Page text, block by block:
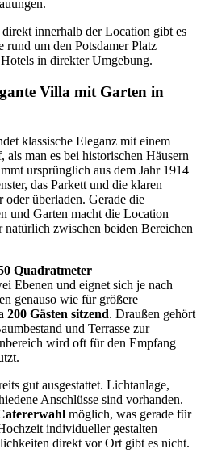
innerhalb der Location gibt es
um den Potsdamer Platz
in direkter Umgebung.
Villa mit Garten in
klassische Eleganz mit einem
man es bei historischen Häusern
ursprünglich aus dem Jahr 1914
das Parkett und die klaren
oder überladen. Gerade die
und Garten macht die Location
natürlich zwischen beiden Bereichen
Quadratmeter
Ebenen und eignet sich je nach
genauso wie für größere
200 Gästen sitzend. Draußen gehört
und Terrasse zur
wird oft für den Empfang
gut ausgestattet. Lichtanlage,
Anschlüsse sind vorhanden.
möglich, was gerade für
individueller gestalten
direkt vor Ort gibt es nicht.